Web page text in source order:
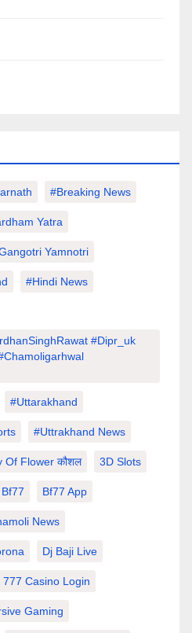
#Breaking News
Yatra
Yamnotri
#hindi News
#dipr_uk
#uttarakhand
#Uttrakhand News
Of Flower कौशल 3D Slots
Bf77 Bf77 App
News
Dj Baji Live
777 Casino Login
Gaming